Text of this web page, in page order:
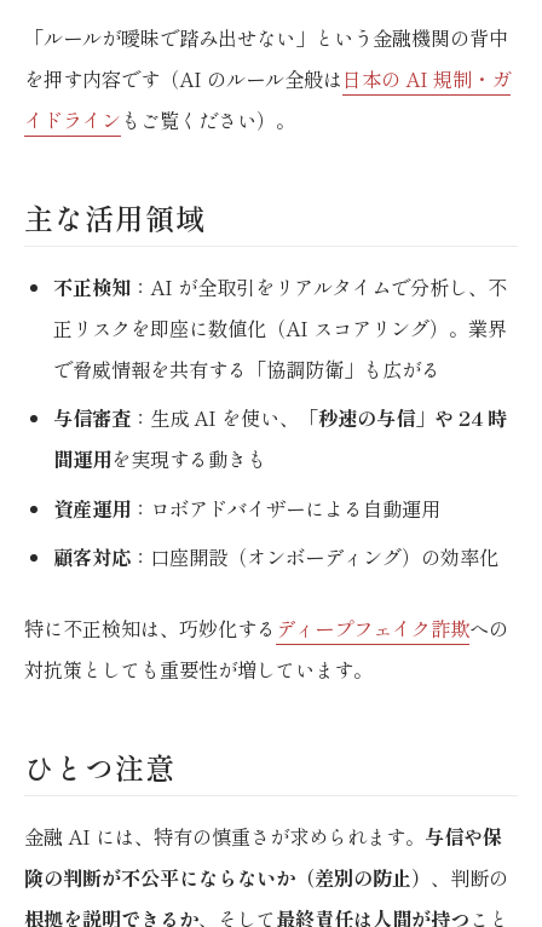
「ルールが曖昧で踏み出せない」という金融機関の背中
を押す内容です（AI のルール全般は 日本の AI 規制・ガ
イドライン もご覧ください）。
主な活用領域
不正検知 ：AI が全取引をリアルタイムで分析し、不
正リスクを即座に数値化（AI スコアリング）。業界
で脅威情報を共有する「協調防衛」も広がる
与信審査 ：生成 AI を使い、
「秒速の与信」や 24 時
間運用を実現する動きも
資産運用 ：ロボアドバイザーによる自動運用
顧客対応 ：口座開設（オンボーディング）の効率化
特に不正検知は、巧妙化する ディープフェイク詐欺への
対抗策としても重要性が増しています。
ひとつ注意
金融 AI には、特有の慎重さが求められます。 与信や保
険の判断が不公平にならないか（差別の防止） 、判断の
根拠を説明できるか、そして最終責任は人間が持つ こと